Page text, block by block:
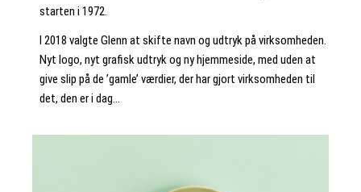
starten i 1972.
I 2018 valgte Glenn at skifte navn og udtryk på virksomheden.
Nyt logo, nyt grafisk udtryk og ny hjemmeside, med uden at
give slip på de ’gamle’ værdier, der har gjort virksomheden til
det, den er i dag…